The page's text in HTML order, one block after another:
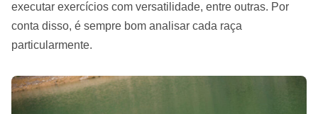
executar exercícios com versatilidade, entre outras. Por
conta disso, é sempre bom analisar cada raça
particularmente.